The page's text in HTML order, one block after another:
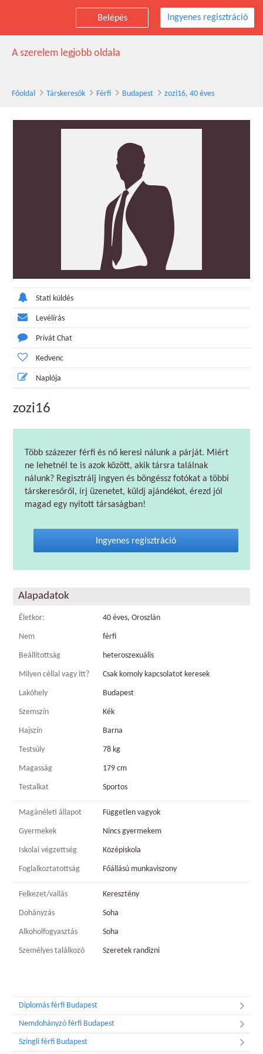
Belépés Ingyenes regisztráció
zozi16 társkereső férfi, 40 éves, Budapest
A szerelem legjobb oldala
Főoldal Társkeresők Férfi Budapest zozi16, 40 éves
Stati küldés
Levélírás
Privát Chat
Kedvenc
Naplója
zozi16
Több százezer férfi és nő keresi nálunk a párját. Miért
ne lehetnél te is azok között, akik társra találnak
nálunk? Regisztrálj ingyen és böngéssz fotókat a többi
társkeresőről, írj üzenetet, küldj ajándékot, érezd jól
magad egy nyitott társaságban!
Ingyenes regisztráció
Alapadatok
Életkor: 40 éves, Oroszlán
Nem férfi
Beállítottság heteroszexuális
Milyen céllal vagy itt? Csak komoly kapcsolatot keresek
Lakóhely Budapest
Szemszín Kék
Hajszín Barna
Testsúly 78 kg
Magasság 179 cm
Testalkat Sportos
Magánéleti állapot Független vagyok
Gyermekek Nincs gyermekem
Iskolai végzettség Középiskola
Foglalkoztatottság Főállású munkaviszony
Felkezet/vallás Keresztény
Dohányzás Soha
Alkoholfogyasztás Soha
Személyes találkozó Szeretek randizni
Diplomás férfi Budapest
Nemdohányzó férfi Budapest
Szingli férfi Budapest